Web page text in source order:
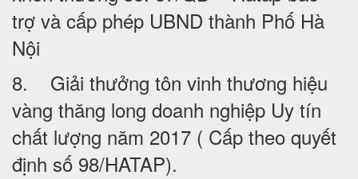
trợ và cấp phép UBND thành Phố Hà
Nội
8. Giải thưởng tôn vinh thương hiệu
vàng thăng long doanh nghiệp Uy tín
chất lượng năm 2017 ( Cấp theo quyết
định số 98/HATAP).